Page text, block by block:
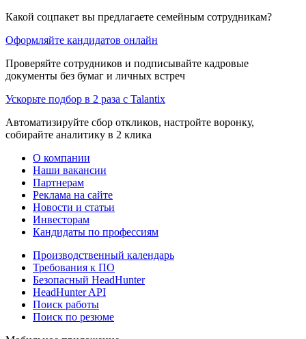
Какой соцпакет вы предлагаете семейным сотрудникам?
Оформляйте кандидатов онлайн
Проверяйте сотрудников и подписывайте кадровые
документы без бумаг и личных встреч
Ускорьте подбор в 2 раза с Talantix
Автоматизируйте сбор откликов, настройте воронку,
собирайте аналитику в 2 клика
О компании
Наши вакансии
Партнерам
Реклама на сайте
Новости и статьи
Инвесторам
Кандидаты по профессиям
Производственный календарь
Требования к ПО
Безопасный HeadHunter
HeadHunter API
Поиск работы
Поиск по резюме